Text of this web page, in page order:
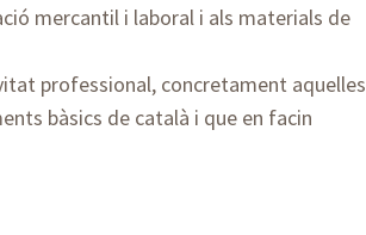
mercantil i laboral i als materials de
professional, concretament aquelles
bàsics de català i que en facin